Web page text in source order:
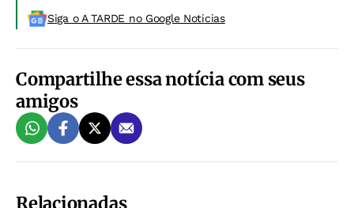
Siga o A TARDE no Google Noticias
Compartilhe essa notícia com seus
amigos
Relacionadas